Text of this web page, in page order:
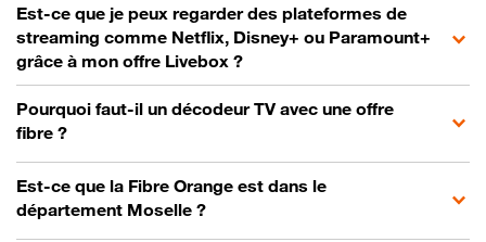
Est-ce que je peux regarder des plateformes de
streaming comme Netflix, Disney+ ou Paramount+
grâce à mon offre Livebox ?
Pourquoi faut-il un décodeur TV avec une offre
fibre ?
Est-ce que la Fibre Orange est dans le
département Moselle ?